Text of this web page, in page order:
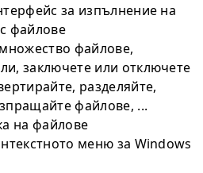
за изпълнение на
файлове
файлове,
заключете или отключете
разделяйте,
файлове, ...
на файлове
меню за Windows